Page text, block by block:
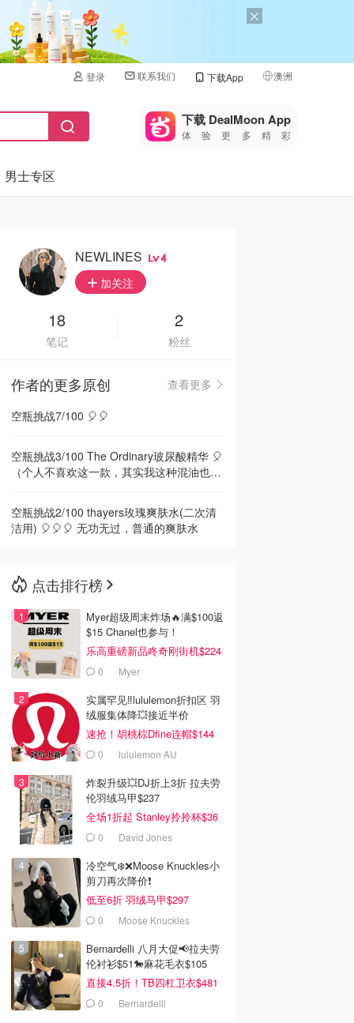
登录 联系我们 下载App 澳洲
🇺🇸
🇨🇳 中国
🇦🇺
🇳🇿新西兰
下载 DealMoon App
体验更多精彩
男士专区
NEWLINES 4
加关注
18
笔记
2
粉丝
作者的更多原创
查看更多
空瓶挑战7/100 🎈🎈
空瓶挑战3/100 The Ordinary玻尿酸精华 🎈
（个人不喜欢这一款，其实我这种混油也没
空瓶挑战2/100 thayers玫瑰爽肤水(二次清
洁用) 🎈🎈🎈 无功无过，普通的爽肤水
点击排行榜
Myer超级周末炸场🔥满$100返
$15 Chanel也参与！
乐高重磅新品咚奇刚街机$224
0 Myer
实属罕见‼️lululemon折扣区 羽
绒服集体降💥接近半价
速抢！胡桃棕Dfine连帽$144
0 lululemon AU
炸裂升级💥DJ折上3折 拉夫劳
伦羽绒马甲$237
全场1折起 Stanley拎拎杯$36
0 David Jones
冷空气❄️❌️Moose Knuckles小
剪刀再次降价❗️
低至6折 羽绒马甲$297
0 Moose Knuckles
Bernardelli 八月大促📢拉夫劳
伦衬衫$51🐎麻花毛衣$105
直接4.5折！TB四杠卫衣$481
0 Bernardelli